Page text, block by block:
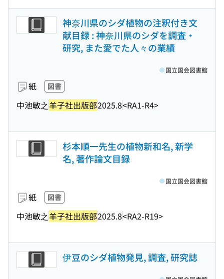
神奈川県のシダ植物の注釈付き文
献目録 : 神奈川県のシダを調査・
研究, また愛でた人々の業績
紙 図書
中池敏之羊子社出版部2025.8<RA1-R4>
国立国会図書館
杉本順一先生の植物新和名, 新学
名, 著作論文目録
紙 図書
中池敏之羊子社出版部2025.8<RA2-R19>
国立国会図書館
伊豆のシダ植物発見, 調査, 研究誌